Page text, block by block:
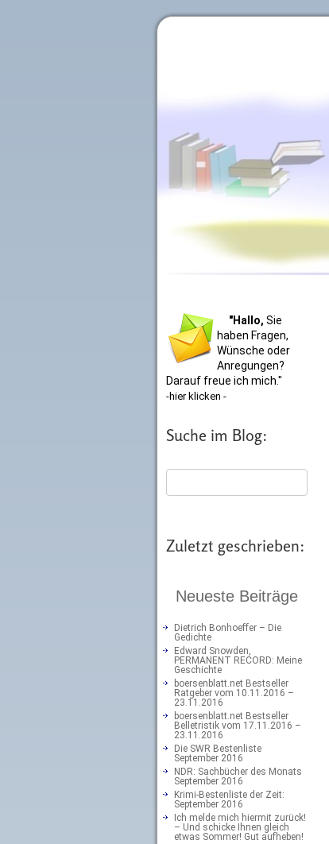
"Hallo, Sie
haben Fragen,
Wünsche oder
Anregungen?
Darauf freue ich mich."
-hier klicken -
Suche im Blog:
Zuletzt geschrieben:
Neueste Beiträge
Dietrich Bonhoeffer – Die
Gedichte
Edward Snowden,
PERMANENT RECORD: Meine
Geschichte
boersenblatt.net Bestseller
Ratgeber vom 10.11.2016 –
23.11.2016
boersenblatt.net Bestseller
Belletristik vom 17.11.2016 –
23.11.2016
Die SWR Bestenliste
September 2016
NDR: Sachbücher des Monats
September 2016
Krimi-Bestenliste der Zeit:
September 2016
Ich melde mich hiermit zurück!
– Und schicke Ihnen gleich
etwas Sommer! Gut aufheben!